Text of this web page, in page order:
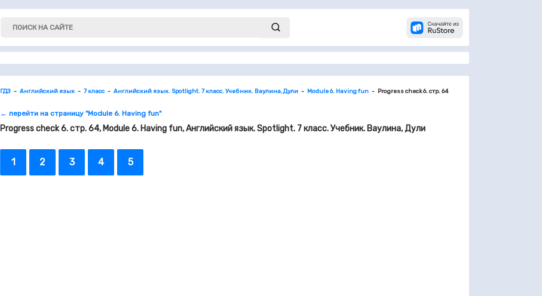
ГДЗ Английский язык 7 класс Английский язык. Spotlight. 7 класс. Учебник. Ваулина, Дули Module 6. Having fun Progress check 6. стр. 64
← перейти на страницу "Module 6. Having fun"
Progress check 6. стр. 64, Module 6. Having fun, Английский язык. Spotlight. 7 класс. Учебник. Ваулина, Дули
1 2 3 4 5